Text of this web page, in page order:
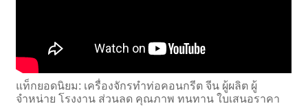
แท็กยอดนิยม: เครื่องจักรทำท่อคอนกรีต จีน ผู้ผลิต ผู้
จำหน่าย โรงงาน ส่วนลด คุณภาพ ทนทาน ใบเสนอราคา